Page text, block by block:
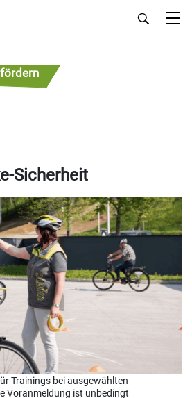
Sicherheit
Trainings bei ausgewählten
Voranmeldung ist unbedingt